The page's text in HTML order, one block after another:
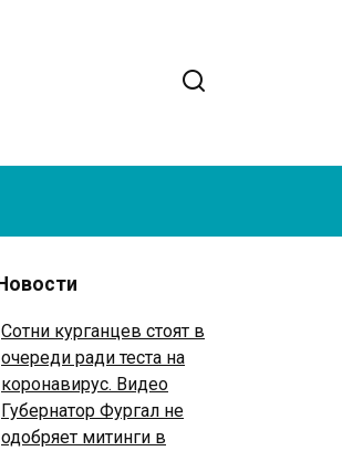
Сотни курганцев стоят в
очереди ради теста на
коронавирус. Видео
Губернатор Фургал не
одобряет митинги в